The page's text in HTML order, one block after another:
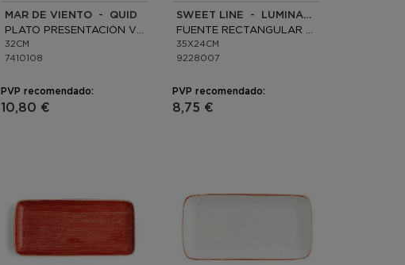
MAR DE VIENTO - QUID
32CM
7410108
PVP recomendado:
10,80 €
SWEET LINE - LUMINARC
35X24CM
9228007
PVP recomendado:
8,75 €